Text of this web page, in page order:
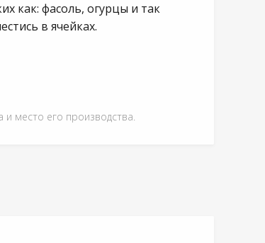
как: фасоль, огурцы и так
в ячейках.
и место его производства.